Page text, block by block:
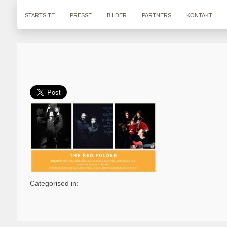
STARTSITE PRESSE BILDER PARTNERS KONTAKT
Categorised in: